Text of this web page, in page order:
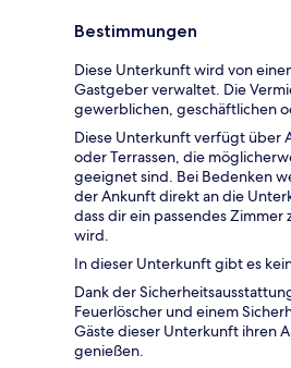
Bestimmungen
Diese Unterkunft wird von
Gastgeber verwaltet. Die
gewerblichen, geschäftlichen
Diese Unterkunft verfügt über
oder Terrassen, die
geeignet sind. Bei Bedenken
der Ankunft direkt an die
dass dir ein passendes
wird.
In dieser Unterkunft gibt es
Dank der
Feuerlöscher und einem
Gäste dieser Unterkunft ihren
genießen.